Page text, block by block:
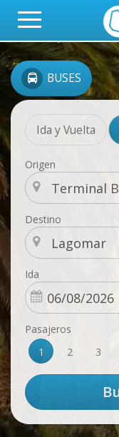
BUSES
Ida y Vuelta
Origen
Destino
Ida
Pasajeros
1
2 3